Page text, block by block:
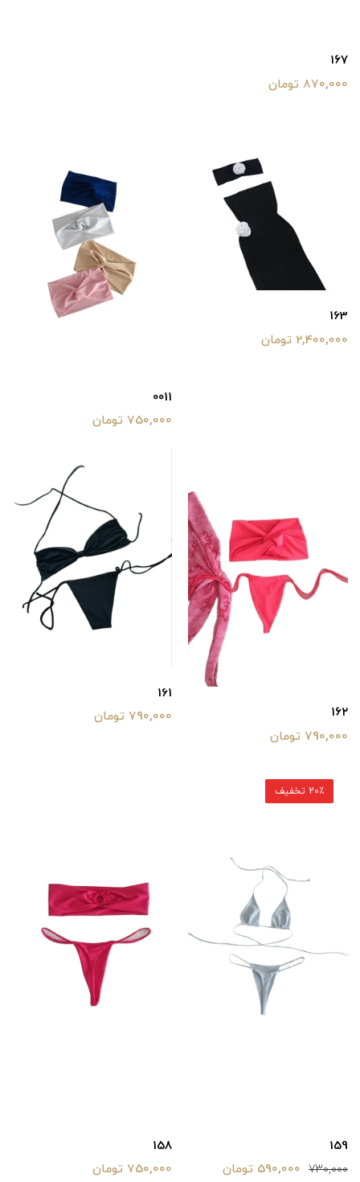
۱۶۷
870,000 تومان
163
2,400,000 تومان
0011
750,000 تومان
۱۶۲
790,000 تومان
161
790,000 تومان
159
730,000 590,000 تومان
20٪ تخفیف
158
750,000 تومان